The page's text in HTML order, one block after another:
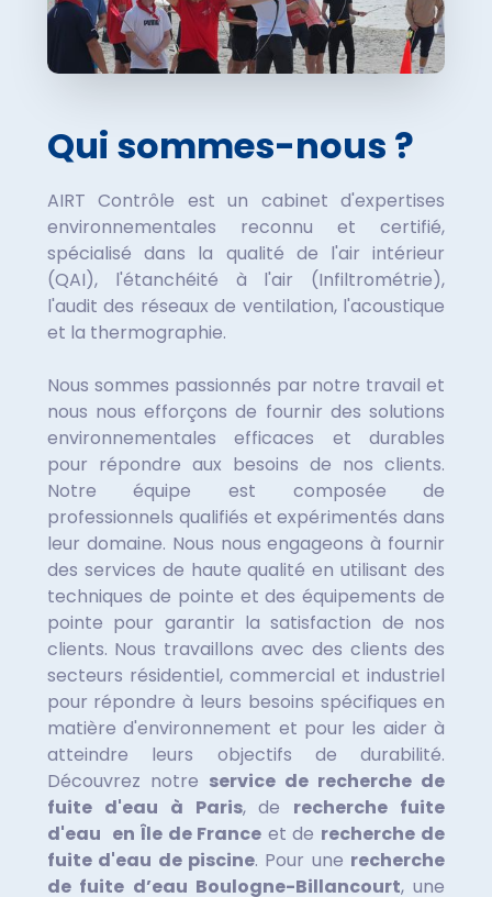
Qui sommes-nous ?
AIRT Contrôle est un cabinet d'expertises
environnementales reconnu et certifié,
spécialisé dans la qualité de l'air intérieur
(QAI), l'étanchéité à l'air (Infiltrométrie),
l'audit des réseaux de ventilation, l'acoustique
et la thermographie.
Nous sommes passionnés par notre travail et
nous nous efforçons de fournir des solutions
environnementales efficaces et durables
pour répondre aux besoins de nos clients.
Notre équipe est composée de
professionnels qualifiés et expérimentés dans
leur domaine. Nous nous engageons à fournir
des services de haute qualité en utilisant des
techniques de pointe et des équipements de
pointe pour garantir la satisfaction de nos
clients. Nous travaillons avec des clients des
secteurs résidentiel, commercial et industriel
pour répondre à leurs besoins spécifiques en
matière d'environnement et pour les aider à
atteindre leurs objectifs de durabilité.
Découvrez notre service de recherche de
fuite d'eau à Paris, de recherche fuite
d'eau en Île de France et de recherche de
fuite d'eau de piscine. Pour une recherche
de fuite d’eau Boulogne-Billancourt, une